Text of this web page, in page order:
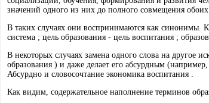
значений одного из них до полного совмещения
В таких случаях они воспринимаются как синонимы.
система ; цель образования - цель воспитания ;
В некоторых случаях замена одного слова на другое
образования ) и даже делает его абсурдным (например,
Абсурдно и словосочтание экономика воспитания .
Как видим, содержательное наполнение терминов